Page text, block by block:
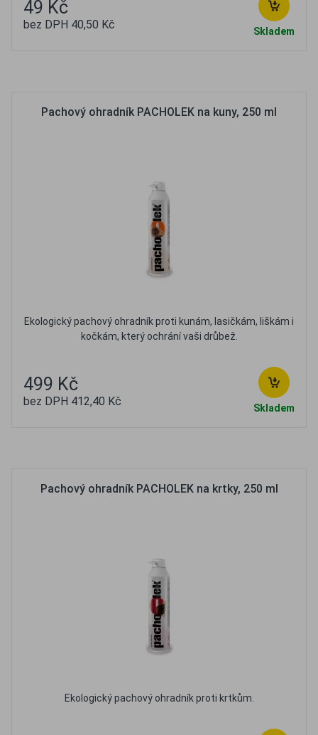
49 Kč
bez DPH 40,50 Kč Skladem
Pachový ohradník PACHOLEK na kuny, 250 ml
Ekologický pachový ohradník proti kunám, lasičkám, liškám i
kočkám, který ochrání vaši drůbež.
499 Kč
bez DPH 412,40 Kč Skladem
Pachový ohradník PACHOLEK na krtky, 250 ml
Ekologický pachový ohradník proti krtkům.